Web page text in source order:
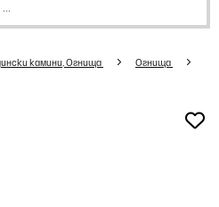
камини, Огнища Огнища